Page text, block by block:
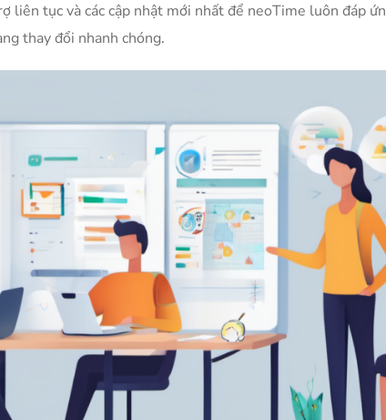
liên tục và các cập nhật mới nhất để neoTime luôn đáp
thay đổi nhanh chóng.